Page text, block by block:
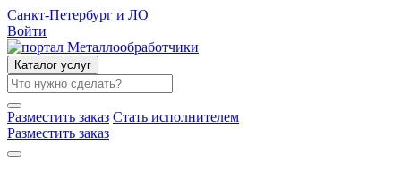
Санкт-Петербург и ЛО
Войти
Каталог услуг
Разместить заказ Стать исполнителем
Разместить заказ